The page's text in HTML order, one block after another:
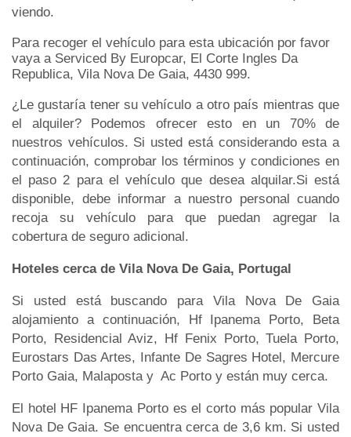
viendo.
Para recoger el vehículo para esta ubicación por favor
vaya a Serviced By Europcar, El Corte Ingles Da
Republica, Vila Nova De Gaia, 4430 999.
¿Le gustaría tener su vehículo a otro país mientras que
el alquiler? Podemos ofrecer esto en un 70% de
nuestros vehículos. Si usted está considerando esta a
continuación, comprobar los términos y condiciones en
el paso 2 para el vehículo que desea alquilar.Si está
disponible, debe informar a nuestro personal cuando
recoja su vehículo para que puedan agregar la
cobertura de seguro adicional.
Hoteles cerca de Vila Nova De Gaia, Portugal
Si usted está buscando para Vila Nova De Gaia
alojamiento a continuación, Hf Ipanema Porto, Beta
Porto, Residencial Aviz, Hf Fenix Porto, Tuela Porto,
Eurostars Das Artes, Infante De Sagres Hotel, Mercure
Porto Gaia, Malaposta y Ac Porto y están muy cerca.
El hotel HF Ipanema Porto es el corto más popular Vila
Nova De Gaia. Se encuentra cerca de 3,6 km. Si usted